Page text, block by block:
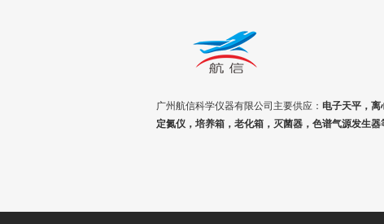
广州航信科学仪器有限公司主要供应： 电子天平，离
定氮仪，培养箱，老化箱，灭菌器，色谱气源发生